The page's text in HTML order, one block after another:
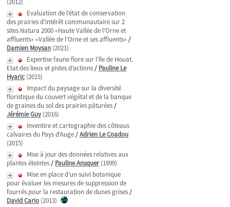
(2012)
Evaluation de l’état de conservation
des prairies d’intérêt communautaire sur 2
sites Natura 2000 «Haute Vallée de l’Orne et
affluents» «Vallée de l’Orne et ses affluents» /
Damien Moysan (2021)
Expertise faune flore sur l’île de Houat.
Etat des lieux et pistes d’actions/ Pauline Le
Hyaric (2015)
Impact du paysage sur la diversité
floristique du couvert végétal et de la banque
de graines du sol des prairies pâturées/
Jérémie Guy(2016)
Inventire et cartographie des côteaus
calvaires du Pays d'Auge/Adrien Le Coadou
(2015)
Mise à jour des données relatives aux
plantes éteintes/ Pauline Ansquer (1999)
Mise en place d’un suivi botanique
pour évaluer les mesures de suppression de
fourrés pour la restauration de dunes grises/
David Cario (2013)